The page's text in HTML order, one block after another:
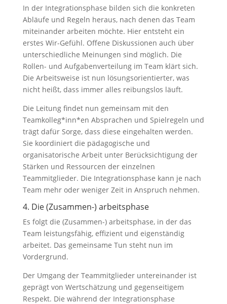
In der Integrationsphase bilden sich die konkreten
Abläufe und Regeln heraus, nach denen das Team
miteinander arbeiten möchte. Hier entsteht ein
erstes Wir-Gefühl. Offene Diskussionen auch über
unterschiedliche Meinungen sind möglich. Die
Rollen- und Aufgabenverteilung im Team klärt sich.
Die Arbeitsweise ist nun lösungsorientierter, was
nicht heißt, dass immer alles reibungslos läuft.
Die Leitung findet nun gemeinsam mit den
Teamkolleg*inn*en Absprachen und Spielregeln und
trägt dafür Sorge, dass diese eingehalten werden.
Sie koordiniert die pädagogische und
organisatorische Arbeit unter Berücksichtigung der
Stärken und Ressourcen der einzelnen
Teammitglieder. Die Integrationsphase kann je nach
Team mehr oder weniger Zeit in Anspruch nehmen.
4. Die (Zusammen-) arbeitsphase
Es folgt die (Zusammen-) arbeitsphase, in der das
Team leistungsfähig, effizient und eigenständig
arbeitet. Das gemeinsame Tun steht nun im
Vordergrund.
Der Umgang der Teammitglieder untereinander ist
geprägt von Wertschätzung und gegenseitigem
Respekt. Die während der Integrationsphase